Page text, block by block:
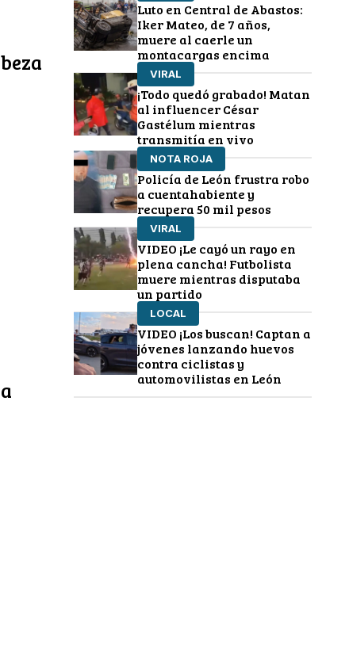
Luto en Central de Abastos:
Iker Mateo, de 7 años,
muere al caerle un
montacargas encima
VIRAL
¡Todo quedó grabado! Matan
al influencer César
Gastélum mientras
transmitía en vivo
NOTA ROJA
Policía de León frustra robo
a cuentahabiente y
recupera 50 mil pesos
VIRAL
VIDEO ¡Le cayó un rayo en
plena cancha! Futbolista
muere mientras disputaba
un partido
LOCAL
VIDEO ¡Los buscan! Captan a
jóvenes lanzando huevos
contra ciclistas y
automovilistas en León